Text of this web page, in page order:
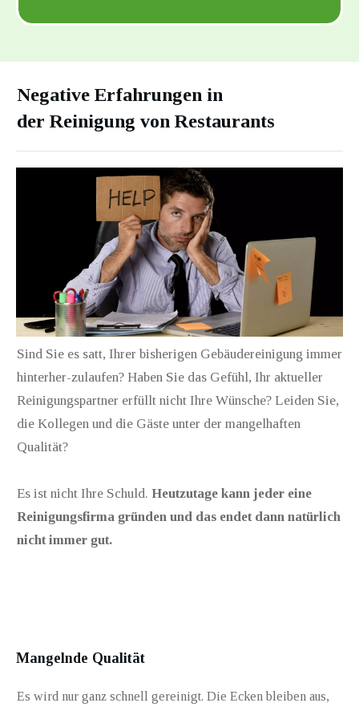
Negative Erfahrungen in
der Reinigung von Restaurants
Sind Sie es satt, Ihrer bisherigen Gebäudereinigung immer
hinterher-zulaufen? Haben Sie das Gefühl, Ihr aktueller
Reinigungspartner erfüllt nicht Ihre Wünsche? Leiden Sie,
die Kollegen und die Gäste unter der mangelhaften
Qualität?
Es ist nicht Ihre Schuld. Heutzutage kann jeder eine
Reinigungsfirma gründen und das endet dann natürlich
nicht immer gut.
Mangelnde Qualität
Es wird nur ganz schnell gereinigt. Die Ecken bleiben aus,